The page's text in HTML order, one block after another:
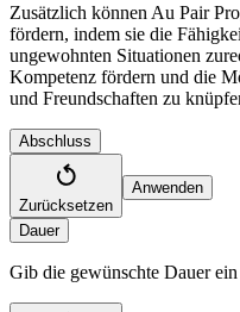
Zusätzlich können Au Pair
fördern, indem sie die
ungewohnten Situationen
Kompetenz fördern und die
und Freundschaften zu
Abschluss
Zurücksetzen
Anwenden
Dauer
Gib die gewünschte Dauer ein